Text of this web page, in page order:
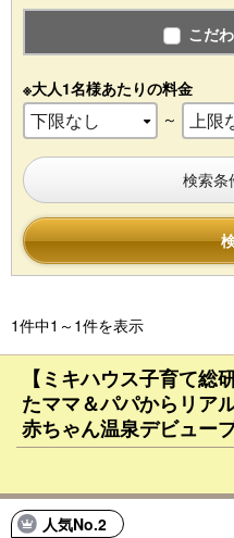
こだ
※大人1名様あたりの料金
～
検索条
1件中1～1件を表示
【ミキハウス子育て総
たママ＆パパからリア
赤ちゃん温泉デビュー
人気No.2